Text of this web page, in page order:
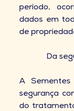
período,
dados em
de
Da
A
segurança
do